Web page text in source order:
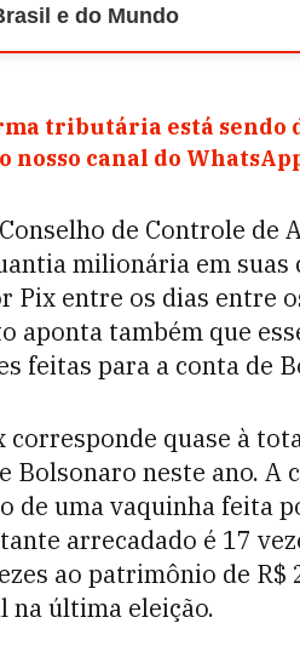
e do Mundo
tributária está sendo
nosso canal do
de Controle de
milionária em suas
entre os dias entre
aponta também que
feitas para a conta de
quase à
Bolsonaro neste ano.
de uma vaquinha feita
arrecadado é 17
ao patrimônio de
na última eleição.